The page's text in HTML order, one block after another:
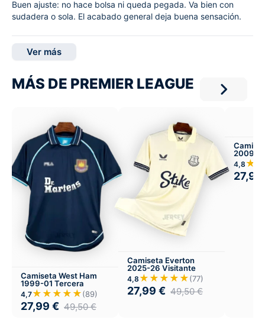
Buen ajuste: no hace bolsa ni queda pegada. Va bien con
sudadera o sola. El acabado general deja buena sensación.
Ver más
MÁS DE PREMIER LEAGUE
Camiseta West Ham
1999-01 Tercera
4,7★★★★★(89)
27,99 € 49,50€
Camiseta Everton
2025-26 Visitante
4,8 ★★★★★(77)
27,99 € 49,50€
2009-
4,8
27,99